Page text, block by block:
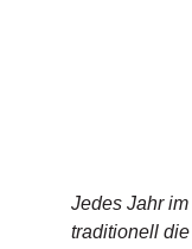
Jedes Jahr
traditionell